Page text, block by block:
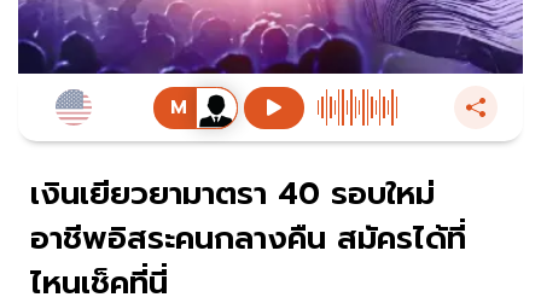
เงินเยียวยามาตรา 40 รอบใหม่
อาชีพอิสระคนกลางคืน สมัครได้ที่
ไหนเช็คที่นี่